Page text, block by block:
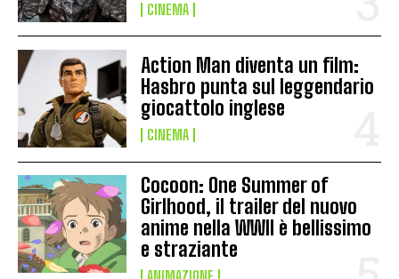
CINEMA
Action Man diventa un film:
Hasbro punta sul leggendario
giocattolo inglese
CINEMA
Cocoon: One Summer of
Girlhood, il trailer del nuovo
anime nella WWII è bellissimo
e straziante